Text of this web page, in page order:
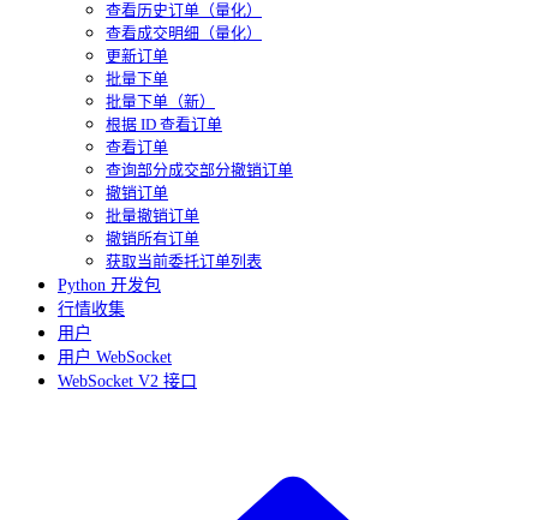
查看历史订单（量化）
查看成交明细（量化）
更新订单
批量下单
批量下单（新）
根据 ID 查看订单
查看订单
查询部分成交部分撤销订单
撤销订单
批量撤销订单
撤销所有订单
获取当前委托订单列表
Python 开发包
行情收集
用户
用户 WebSocket
WebSocket V2 接口